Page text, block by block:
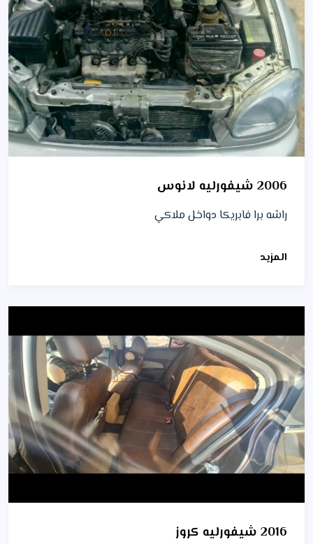
2006 شيفورليه لانوس
راشه برا فابريكا دواخل ملاكي
المزيد
2016 شيفورليه كروز